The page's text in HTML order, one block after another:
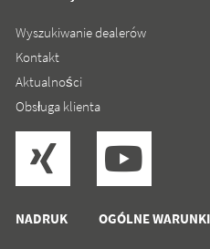
NADRUK
OGÓLNE
Wyszukiwanie dealerów
Kontakt
Aktualności
Obsługa klienta